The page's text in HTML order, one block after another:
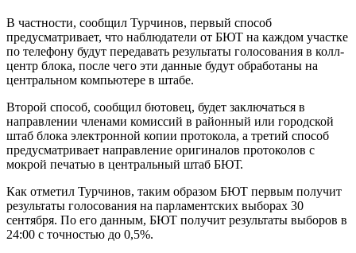
В частности, сообщил Турчинов, первый способ
предусматривает, что наблюдатели от БЮТ на каждом участке
по телефону будут передавать результаты голосования в колл-
центр блока, после чего эти данные будут обработаны на
центральном компьютере в штабе.
Второй способ, сообщил бютовец, будет заключаться в
направлении членами комиссий в районный или городской
штаб блока электронной копии протокола, а третий способ
предусматривает направление оригиналов протоколов с
мокрой печатью в центральный штаб БЮТ.
Как отметил Турчинов, таким образом БЮТ первым получит
результаты голосования на парламентских выборах 30
сентября. По его данным, БЮТ получит результаты выборов в
24:00 с точностью до 0,5%.